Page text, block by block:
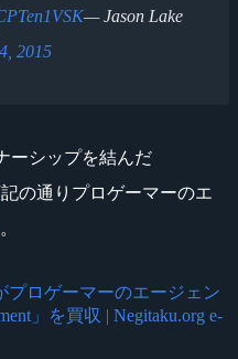
— Jason Lake
2015
ーシップを結んだ
の通りプロゲーマーのエ
プロゲーマーのエージェン
」を買収 | Negitaku.org e-